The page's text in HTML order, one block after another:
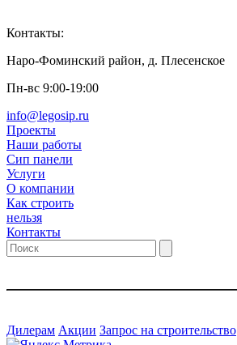
Контакты:
Наро-Фоминский район, д. Плесенское
Пн-вс 9:00-19:00
info@legosip.ru
Проекты
Наши работы
Сип панели
Услуги
О компании
Как строить
нельзя
Контакты
Дилерам Акции Запрос на строительство